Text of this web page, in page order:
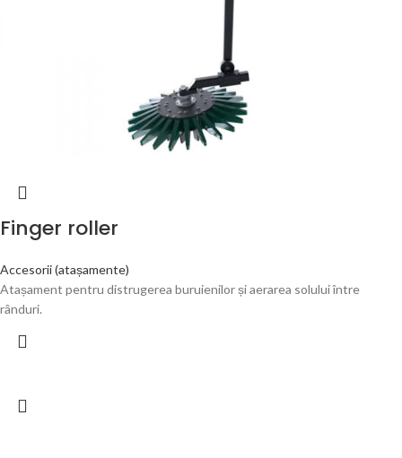
Finger roller
Accesorii (atașamente)
Atașament pentru distrugerea buruienilor și aerarea solului între
rânduri.